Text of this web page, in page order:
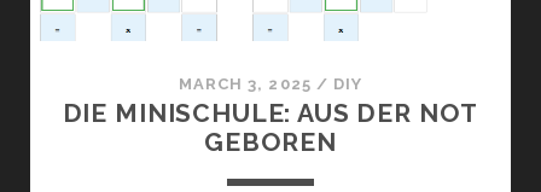
MARCH 3, 2025 / DIY
DIE MINISCHULE: AUS DER NOT
GEBOREN